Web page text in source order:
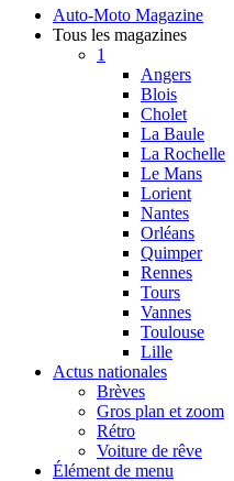
Auto-Moto Magazine
Tous les magazines
1
Angers
Blois
Cholet
La Baule
La Rochelle
Le Mans
Lorient
Nantes
Orléans
Quimper
Rennes
Tours
Vannes
Toulouse
Lille
Actus nationales
Brèves
Gros plan et zoom
Rétro
Voiture de rêve
Élément de menu